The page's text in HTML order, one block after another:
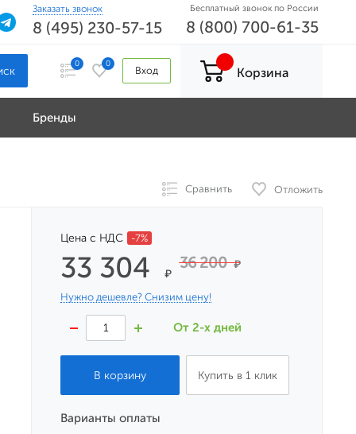
Заказать звонок
8 (495) 230-57-15
Бесплатный звонок по России
8 (800) 700-61-35
0 0
Вход Корзина
Бренды
Сравнить Отложить
Цена с НДС -7%
33 304 ₽
36 200₽
Нужно дешевле? Снизим цену!
От 2-х дней
Купить в 1 клик
Варианты оплаты